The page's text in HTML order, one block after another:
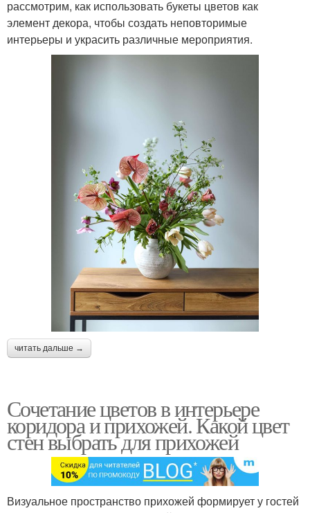
рассмотрим, как использовать букеты цветов как
элемент декора, чтобы создать неповторимые
интерьеры и украсить различные мероприятия.
читать дальше →
Сочетание цветов в интерьере
коридора и прихожей. Какой цвет
стен выбрать для прихожей
Визуальное пространство прихожей формирует у гостей